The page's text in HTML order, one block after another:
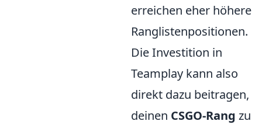
erreichen eher höhere
Ranglistenpositionen.
Die Investition in
Teamplay kann also
direkt dazu beitragen,
deinen CSGO-Rang zu